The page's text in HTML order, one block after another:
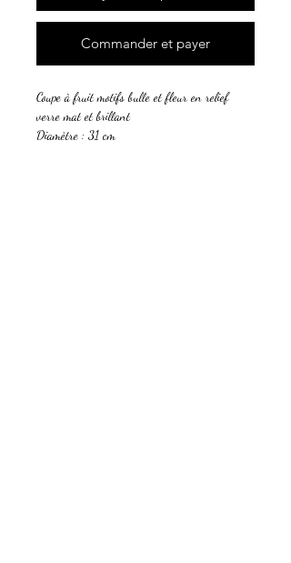
Commander et payer
Coupe à fruit motifs bulle et fleur en relief
verre mat et brillant
Diamètre : 31 cm